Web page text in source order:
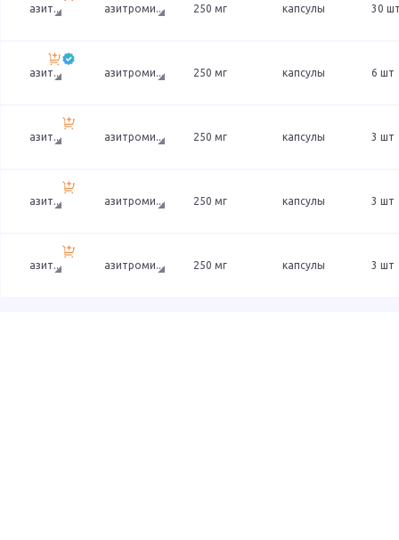
азит... азитроми... 250 мг капсулы 30
азит... азитроми... 250 мг капсулы 6 шт
азит... азитроми... 250 мг капсулы 3 шт
азит... азитроми... 250 мг капсулы 3 шт
азит... азитроми... 250 мг капсулы 3 шт